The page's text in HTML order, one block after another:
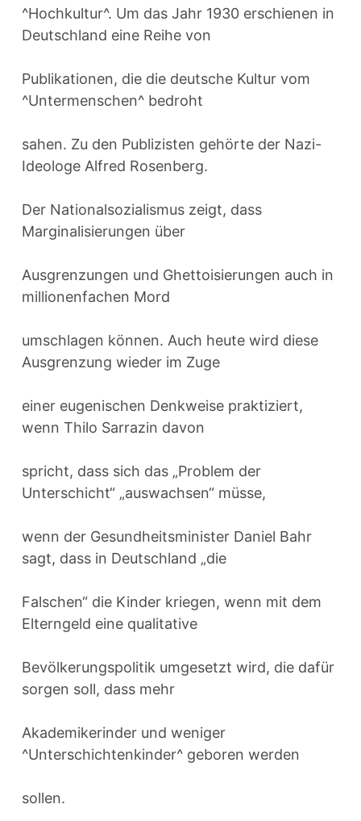
^Hochkultur^. Um das Jahr 1930 erschienen in
Deutschland eine Reihe von
Publikationen, die die deutsche Kultur vom
^Untermenschen^ bedroht
sahen. Zu den Publizisten gehörte der Nazi-
Ideologe Alfred Rosenberg.
Der Nationalsozialismus zeigt, dass
Marginalisierungen über
Ausgrenzungen und Ghettoisierungen auch in
millionenfachen Mord
umschlagen können. Auch heute wird diese
Ausgrenzung wieder im Zuge
einer eugenischen Denkweise praktiziert,
wenn Thilo Sarrazin davon
spricht, dass sich das „Problem der
Unterschicht“ „auswachsen“ müsse,
wenn der Gesundheitsminister Daniel Bahr
sagt, dass in Deutschland „die
Falschen“ die Kinder kriegen, wenn mit dem
Elterngeld eine qualitative
Bevölkerungspolitik umgesetzt wird, die dafür
sorgen soll, dass mehr
Akademikerinder und weniger
^Unterschichtenkinder^ geboren werden
sollen.